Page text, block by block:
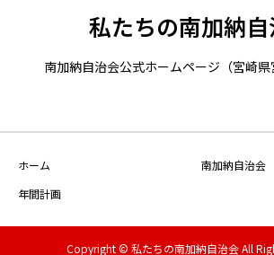
私たちの南加納
南加納自治会公式ホームページ（宮崎県
ホーム
南加納自治会
年間計画
Copyright © 私たちの南加納自治会 All